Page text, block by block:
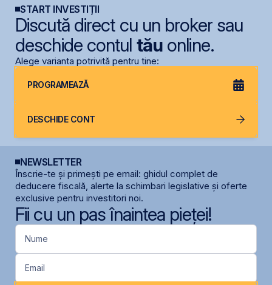
START INVESTIȚII
Discută direct cu un broker sau
deschide contul tăuonline.
Alege varianta potrivită pentru tine:
PROGRAMEAZĂ
DESCHIDE CONT
NEWSLETTER
Înscrie-te și primești pe email: ghidul complet de
deducere fiscală, alerte la schimbari legislative și oferte
exclusive pentru investitori noi.
Fii cu un pas înaintea pieței!
Nume
Email